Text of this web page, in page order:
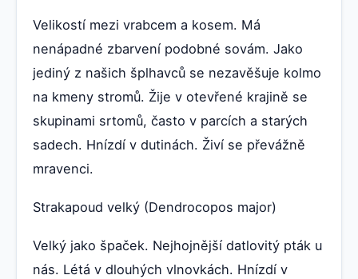
Velikostí mezi vrabcem a kosem. Má
nenápadné zbarvení podobné sovám. Jako
jediný z našich šplhavců se nezavěšuje kolmo
na kmeny stromů. Žije v otevřené krajině se
skupinami srtomů, často v parcích a starých
sadech. Hnízdí v dutinách. Živí se převážně
mravenci.
Strakapoud velký (Dendrocopos major)
Velký jako špaček. Nejhojnější datlovitý pták u
nás. Létá v dlouhých vlnovkách. Hnízdí v